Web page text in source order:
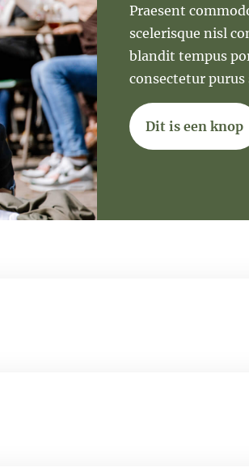
Praesent
scelerisque nisl
blandit tempus
consectetur
Dit is een knop